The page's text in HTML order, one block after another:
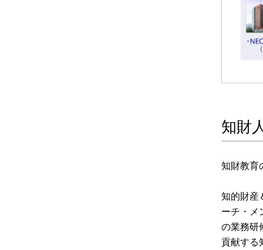
知財
知財教育
知的財産
ーチ・メ
の業務研
貢献する